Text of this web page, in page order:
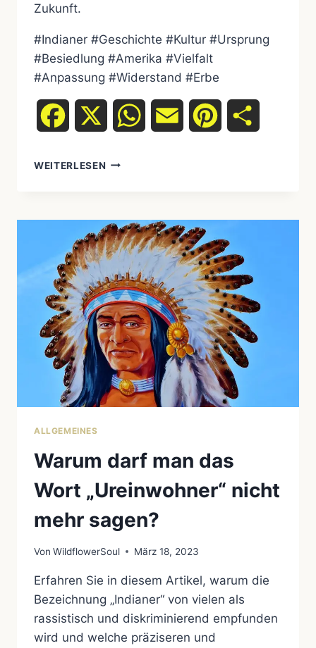
Zukunft.
#Indianer #Geschichte #Kultur #Ursprung
#Besiedlung #Amerika #Vielfalt
#Anpassung #Widerstand #Erbe
Facebook WhatsAppEmail Pinterest
WEITERLESEN AUF
VORFAHREN:
DIE
FASZINIERENDE
GESCHICHTE
DER
BESIEDLUNG
AMERIKAS
DURCH
DIE
UREINWOHNER
ALLGEMEINES
Warum darf man das
Wort „Ureinwohner“ nicht
mehr sagen?
Von WildflowerSoul März 18, 2023
Erfahren Sie in diesem Artikel, warum die
Bezeichnung „Indianer“ von vielen als
rassistisch und diskriminierend empfunden
wird und welche präziseren und